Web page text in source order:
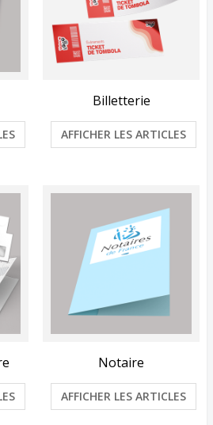
Billetterie
AFFICHER LES ARTICLES
Notaire
AFFICHER LES ARTICLES